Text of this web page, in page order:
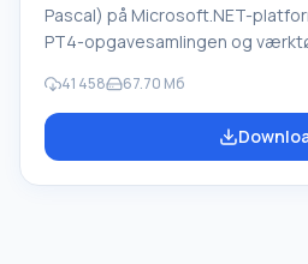
Pascal) på Microsoft.NET-
PT4-opgavesamlingen og
lærer programmering.
ABC.NET-
undervise i moderne
41 458 67.70 Мб